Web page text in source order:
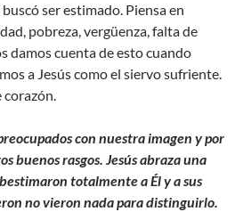
ser estimado. Piensa en
pobreza, vergüenza, falta de
damos cuenta de esto cuando
a Jesús como el siervo sufriente.
corazón.
con nuestra imagen y por
buenos rasgos. Jesús abraza una
totalmente a Él y a sus
no vieron nada para distinguirlo.